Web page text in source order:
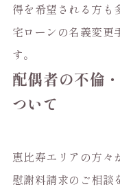
得を希望される方も
宅ローンの名義変更
す。
配偶者の不倫
ついて
恵比寿エリアの方々
慰謝料請求のご相談